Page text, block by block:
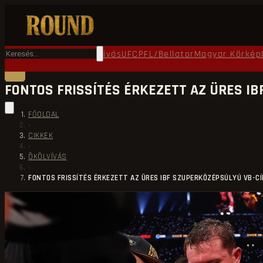
FőoldalRound TV ÖkölvívásUFCPFL/BellatorMagyar Körkép
FONTOS FRISSÍTÉS ÉRKEZETT AZ ÜRES
FŐOLDAL
›
CIKKEK
›
ÖKÖLVÍVÁS
›
FONTOS FRISSÍTÉS ÉRKEZETT AZ ÜRES IBF SZUPERKÖZÉPSÚLYÚ VB-